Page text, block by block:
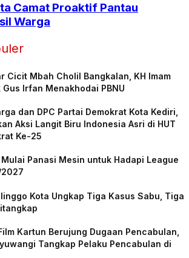
Camat Proaktif Pantau
Warga
Cicit Mbah Cholil Bangkalan, KH Imam
Irfan Menakhodai PBNU
dan DPC Partai Demokrat Kota Kediri,
Aksi Langit Biru Indonesia Asri di HUT
Ke-25
Panasi Mesin untuk Hadapi League
Kota Ungkap Tiga Kasus Sabu, Tiga
Kartun Berujung Dugaan Pencabulan,
Tangkap Pelaku Pencabulan di